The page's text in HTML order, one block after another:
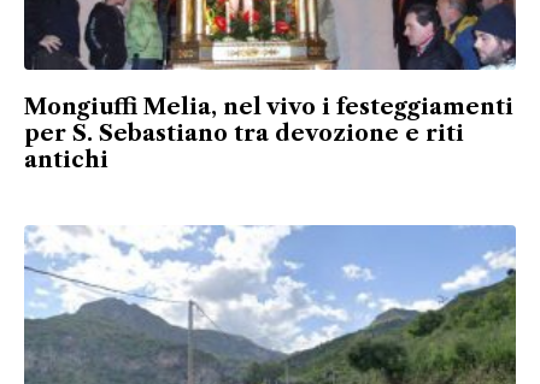
Mongiuffi Melia, nel vivo i festeggiamenti
per S. Sebastiano tra devozione e riti
antichi